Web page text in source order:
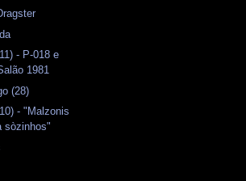
- P-018 e
1981
(28)
- "Malzonis
sòzinhos"